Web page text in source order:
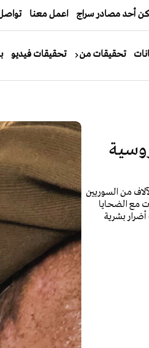
كن أحد مصادر سراج اعمل معنا
تحقيقات من تحقيقات فيديو
بحياة الآلاف من السوريين
مع الضحايا
بشرية